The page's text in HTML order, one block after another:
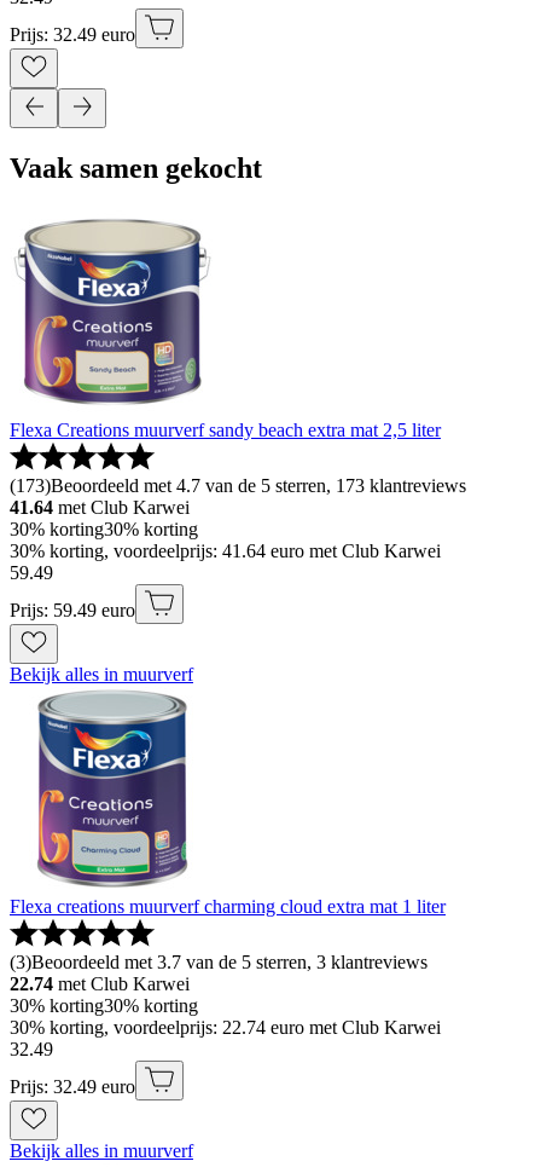
Prijs: 32.49 euro
Vaak samen gekocht
Flexa Creations muurverf sandy beach extra mat 2,5 liter
(173)Beoordeeld met 4.7 van de 5 sterren, 173 klantreviews
41.64 met Club Karwei
30% korting30% korting
30% korting, voordeelprijs: 41.64 euro met Club Karwei
59.49
Prijs: 59.49 euro
Bekijk alles in muurverf
Flexa creations muurverf charming cloud extra mat 1 liter
(3)Beoordeeld met 3.7 van de 5 sterren, 3 klantreviews
22.74 met Club Karwei
30% korting30% korting
30% korting, voordeelprijs: 22.74 euro met Club Karwei
32.49
Prijs: 32.49 euro
Bekijk alles in muurverf